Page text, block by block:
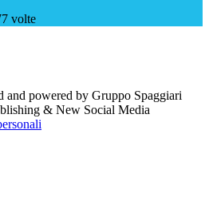
volte
and powered by Gruppo Spaggiari
& New Social Media